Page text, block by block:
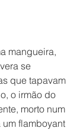
mangueira,
se
que tapavam
o irmão do
morto num
flamboyant